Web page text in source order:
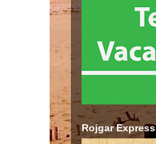
Rojgar Express